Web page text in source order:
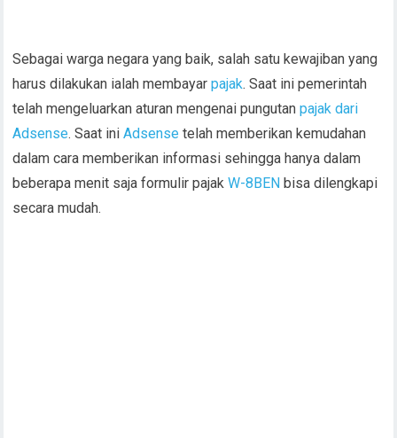
Sebagai warga negara yang baik, salah satu kewajiban yang
harus dilakukan ialah membayar pajak. Saat ini pemerintah
telah mengeluarkan aturan mengenai pungutan pajak dari
Adsense. Saat iniAdsense telah memberikan kemudahan
dalam cara memberikan informasi sehingga hanya dalam
beberapa menit saja formulir pajakW-8BEN bisa dilengkapi
secara mudah.